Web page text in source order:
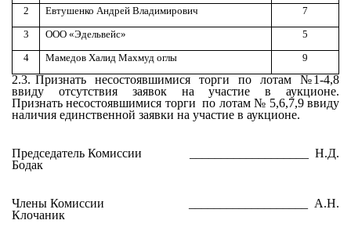
2
Евтушенко Андрей Владимирович
7
3
ООО «Эдельвейс»
5
4
Мамедов Халид Махмуд оглы 9
2.3. Признать несостоявшимися торги по лотам №1-4,8
ввиду отсутствия заявок на участие в аукционе.
Признать несостоявшимися торги по лотам № 5,6,7,9 ввиду
наличия единственной заявки на участие в аукционе.
Председатель Комиссии ___________________ Н.Д.
Бодак
Члены Комиссии ___________________ А.Н.
Клочаник